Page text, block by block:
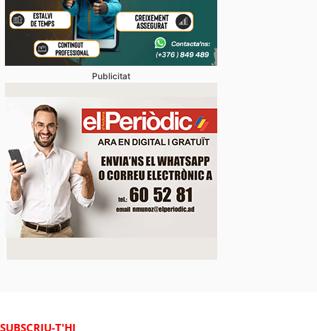
Publicitat
SUBSCRIU-T'HI